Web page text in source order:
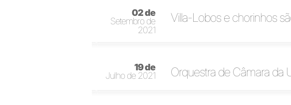
02 de
Setembro de
2021
Villa-Lobos e chorinhos
19 de
Julho de 2021
Orquestra de Câmara da